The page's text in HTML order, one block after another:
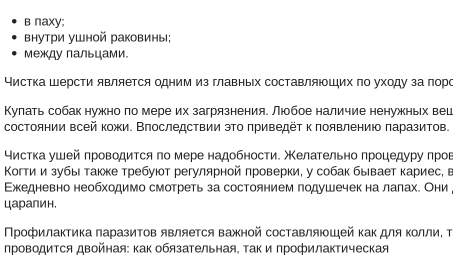
в паху;
внутри ушной раковины;
между пальцами.
Чистка шерсти является одним из главных составляющих по уходу за
Купать собак нужно по мере их загрязнения. Любое наличие ненужных
состоянии всей кожи. Впоследствии это приведёт к появлению паразитов.
Чистка ушей проводится по мере надобности. Желательно процедуру
Когти и зубы также требуют регулярной проверки, у собак бывает
Ежедневно необходимо смотреть за состоянием подушечек на лапах.
царапин.
Профилактика паразитов является важной составляющей как для колли,
проводится двойная: как обязательная, так и профилактическая